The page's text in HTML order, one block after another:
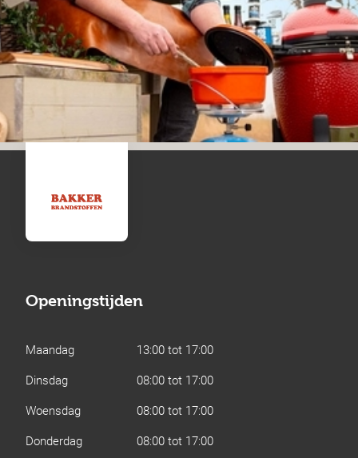
Openingstijden
Maandag
13:00 tot 17:00
Dinsdag
08:00 tot 17:00
Woensdag
08:00 tot 17:00
Donderdag
08:00 tot 17:00